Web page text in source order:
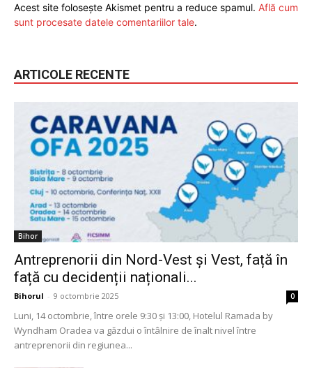
Acest site folosește Akismet pentru a reduce spamul. Află cum
sunt procesate datele comentariilor tale.
ARTICOLE RECENTE
Bihor
Antreprenorii din Nord-Vest și Vest, față în
față cu decidenții naționali...
Bihorul - 9 octombrie 2025 0
Luni, 14 octombrie, între orele 9:30 și 13:00, Hotelul Ramada by
Wyndham Oradea va găzdui o întâlnire de înalt nivel între
antreprenorii din regiunea...